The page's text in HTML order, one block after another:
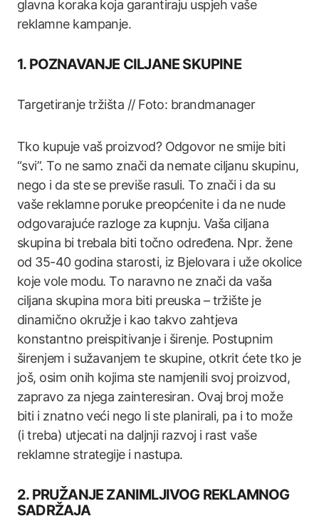
glavna koraka koja garantiraju uspjeh vaše
reklamne kampanje.
1. POZNAVANJE CILJANE SKUPINE
Targetiranje tržišta // Foto: brandmanager
Tko kupuje vaš proizvod? Odgovor ne smije biti
“svi”. To ne samo znači da nemate ciljanu skupinu,
nego i da ste se previše rasuli. To znači i da su
vaše reklamne poruke preopćenite i da ne nude
odgovarajuće razloge za kupnju. Vaša ciljana
skupina bi trebala biti točno određena. Npr. žene
od 35-40 godina starosti, iz Bjelovara i uže okolice
koje vole modu. To naravno ne znači da vaša
ciljana skupina mora biti preuska – tržište je
dinamično okružje i kao takvo zahtjeva
konstantno preispitivanje i širenje. Postupnim
širenjem i sužavanjem te skupine, otkrit ćete tko je
još, osim onih kojima ste namjenili svoj proizvod,
zapravo za njega zainteresiran. Ovaj broj može
biti i znatno veći nego li ste planirali, pa i to može
(i treba) utjecati na daljnji razvoj i rast vaše
reklamne strategije i nastupa.
2. PRUŽANJE ZANIMLJIVOG REKLAMNOG
SADRŽAJA